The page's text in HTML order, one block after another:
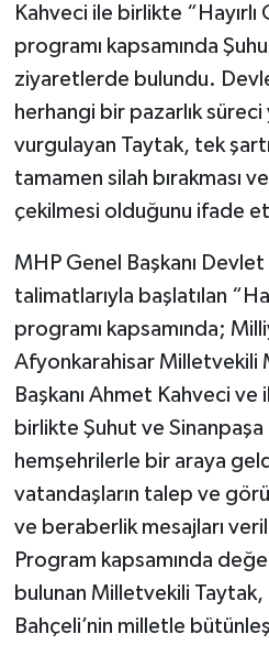
Kahveci ile birlikte “Hayırlı
programı kapsamında
ziyaretlerde bulundu.
herhangi bir pazarlık
vurgulayan Taytak, tek
tamamen silah bırakması
çekilmesi olduğunu ifade
MHP Genel Başkanı Devlet
talimatlarıyla başlatılan
programı kapsamında;
Afyonkarahisar Milletvekili
Başkanı Ahmet Kahveci ve
birlikte Şuhut ve
hemşehrilerle bir araya
vatandaşların talep ve
ve beraberlik mesajları
Program kapsamında
bulunan Milletvekili
Bahçeli’nin milletle